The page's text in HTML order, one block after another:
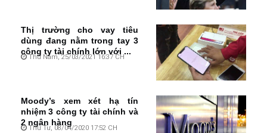
Thị trường cho vay tiêu
dùng đang nằm trong tay 3
công ty tài chính lớn với ...
Thứ Năm, 25/03/2021 16:37 CH
Moody’s xem xét hạ tín
nhiệm 3 công ty tài chính và
2 ngân hàng
Thứ Tư, 08/04/2020 17:52 CH